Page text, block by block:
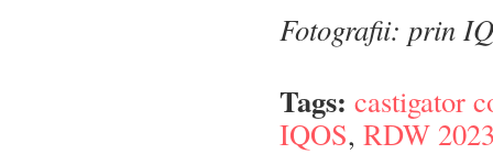
Fotografii: prin
Tags: castigator
IQOS, RDW